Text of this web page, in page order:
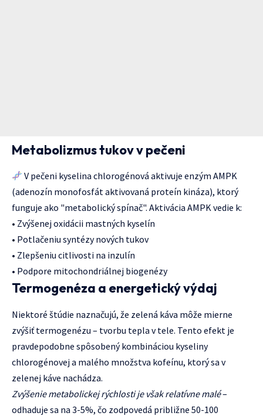
Metabolizmus tukov v pečeni
V pečeni kyselina chlorogénová aktivuje enzým AMPK
(adenozín monofosfát aktivovaná proteín kináza), ktorý
funguje ako "metabolický spínač". Aktivácia AMPK vedie k:
• Zvýšenej oxidácii mastných kyselín
• Potlačeniu syntézy nových tukov
• Zlepšeniu citlivosti na inzulín
• Podpore mitochondriálnej biogenézy
Termogenéza a energetický výdaj
Niektoré štúdie naznačujú, že zelená káva môže mierne
zvýšiť termogenézu – tvorbu tepla v tele. Tento efekt je
pravdepodobne spôsobený kombináciou kyseliny
chlorogénovej a malého množstva kofeínu, ktorý sa v
zelenej káve nachádza.
Zvýšenie metabolickej rýchlosti je však relatívne malé–
odhaduje sa na 3-5%, čo zodpovedá približne 50-100